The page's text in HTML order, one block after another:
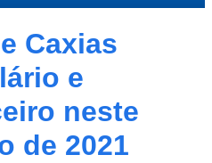
Caxias
e
neste
de 2021